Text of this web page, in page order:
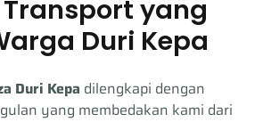
yang
Duri Kepa
Duri Kepa dilengkapi dengan
yang membedakan kami dari